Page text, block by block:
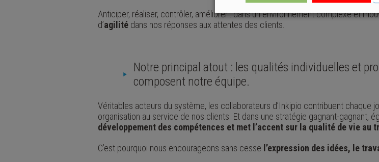
Anticiper, réaliser, contrôler, améliorer : dans un environnement complexe et
d’agilité dans nos réponses aux attentes des clients.
Notre principal atout : les qualités individuelles et
composent notre équipe.
Véritables acteurs du système, les collaborateurs d’Inkipio contribuent chaque
organisation au service de nos clients. Et dans une stratégie gagnant-gagnant,
développement des compétences et met l’accent sur la qualité de vie au
C’est pourquoi nous encourageons sans cesse l’expression des idées, le